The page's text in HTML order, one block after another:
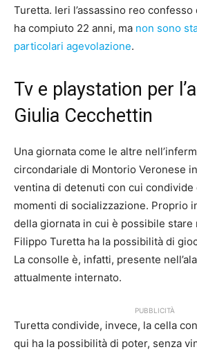
Turetta. Ieri l’assassino reo
ha compiuto 22 anni, ma non sono
particolari agevolazione.
Tv e playstation per
Giulia Cecchettin
Una giornata come le altre
circondariale di Montorio Veronese
ventina di detenuti con cui condivide
momenti di socializzazione. Proprio
della giornata in cui è possibile stare
Filippo Turetta ha la possibilità di
La consolle è, infatti, presente
attualmente internato.
PUBBLICITÀ
Turetta condivide, invece, la cella
qui ha la possibilità di poter, senza